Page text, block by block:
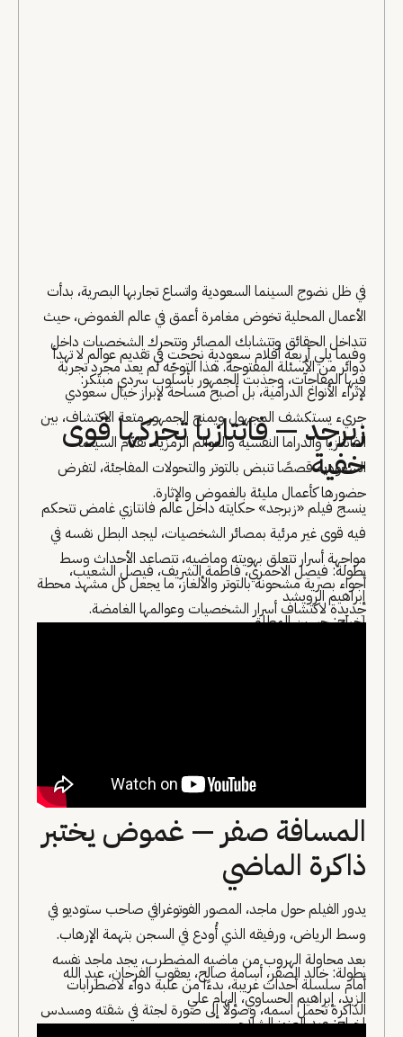
في ظل نضوج السينما السعودية واتساع تجاربها البصرية، بدأت
الأعمال المحلية تخوض مغامرة أعمق في عالم الغموض، حيث
تتداخل الحقائق وتتشابك المصائر وتتحرك الشخصيات داخل
دوائر من الأسئلة المفتوحة. هذا التوجّه لم يعد مجرد تجربة
لإثراء الأنواع الدرامية، بل أصبح مساحة لإبراز خيال سعودي
جريء يستكشف المجهول ويمنح الجمهور متعة الاكتشاف، بين
الفانتازيا والدراما النفسية والعوالم الرمزية، تقدّم السينما
السعودية قصصًا تنبض بالتوتر والتحولات المفاجئة، لتفرض
حضورها كأعمال مليئة بالغموض والإثارة.
وفيما يلي أربعة أفلام سعودية نجحت في تقديم عوالم لا تهدأ
فيها المفاجآت، وجذبت الجمهور بأسلوب سردي مبتكر:
زبرجد — فانتازيا تحركها قوى
خفية
ينسج فيلم «زبرجد» حكايته داخل عالم فانتازي غامض تتحكم
فيه قوى غير مرئية بمصائر الشخصيات، ليجد البطل نفسه في
مواجهة أسرار تتعلق بهويته وماضيه، تتصاعد الأحداث وسط
أجواء بصرية مشحونة بالتوتر والألغاز، ما يجعل كل مشهد محطة
جديدة لاكتشاف أسرار الشخصيات وعوالمها الغامضة.
بطولة: فيصل الاحمري، فاطمة الشريف، فيصل الشعيب،
إبراهيم الرويشد
إخراج: حسين المطلق
المسافة صفر — غموض يختبر
ذاكرة الماضي
يدور الفيلم حول ماجد، المصور الفوتوغرافي صاحب ستوديو في
وسط الرياض، ورفيقه الذي أُودع في السجن بتهمة الإرهاب.
بعد محاولة الهروب من ماضيه المضطرب، يجد ماجد نفسه
أمام سلسلة أحداث غريبة، بدءًا من علبة دواء لاضطرابات
الذاكرة تحمل اسمه، وصولًا إلى صورة لجثة في شقته ومسدس
بطولة: خالد الصقر، أسامة صالح، يعقوب الفرحان، عبد الله
الزيد، إبراهيم الحساوي، إلهام علي
إخراج: عبد العزيز الشلاحي